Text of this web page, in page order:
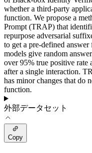
whether a third-party
function. We propose a
Prompt (TRAP) that
repurpose adversarial
to get a pre-defined
models give random
over 95% true positive rate
after a single interaction.
has minor changes that do
function.
外部データセット
Copy